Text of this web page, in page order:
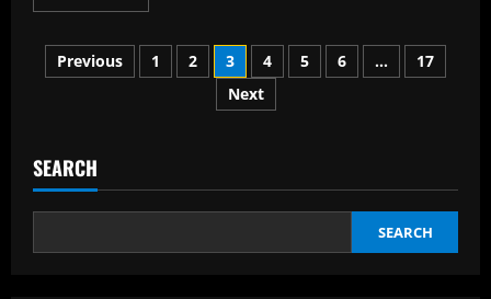
more
Grindeanu,
despre
viitorul
Bolojan
Posts
Previous 1 2 3 4 5 6 …
17
Next
SEARCH
SEARCH